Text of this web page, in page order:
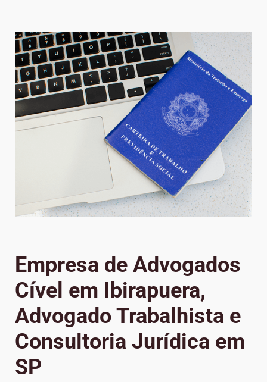
Empresa de Advogados
Cível em Ibirapuera,
Advogado Trabalhista e
Consultoria Jurídica em
SP